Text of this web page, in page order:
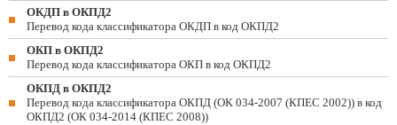
ОКДП в ОКПД2
Перевод кода классификатора ОКДП в код ОКПД2
ОКП в ОКПД2
Перевод кода классификатора ОКП в код ОКПД2
ОКПД в ОКПД2
Перевод кода классификатора ОКПД (ОК 034-2007 (КПЕС 2002)) в код
ОКПД2 (ОК 034-2014 (КПЕС 2008))